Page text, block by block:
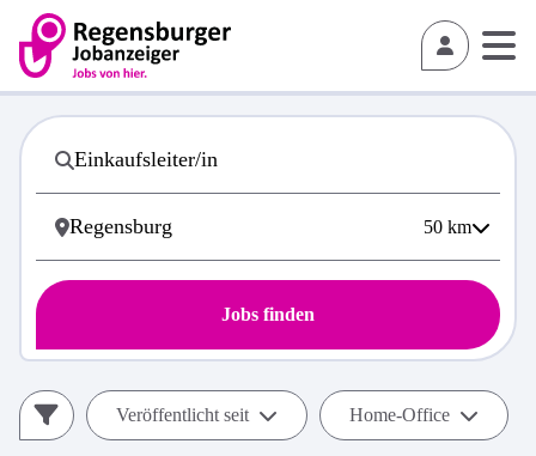
50 km
Jobs finden
Veröffentlicht seit Home-Office